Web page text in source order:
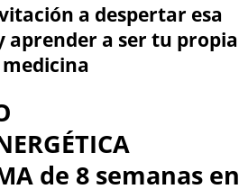
a despertar esa
aprender a ser tu propia
medicina
de 8 semanas en